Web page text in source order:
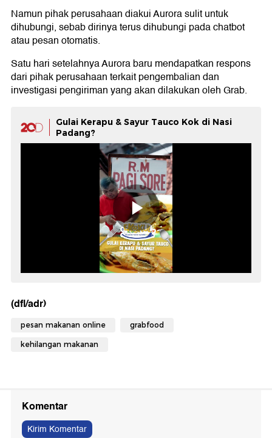
Namun pihak perusahaan diakui Aurora sulit untuk
dihubungi, sebab dirinya terus dihubungi pada chatbot
atau pesan otomatis.
Satu hari setelahnya Aurora baru mendapatkan respons
dari pihak perusahaan terkait pengembalian dan
investigasi pengiriman yang akan dilakukan oleh Grab.
Gulai Kerapu & Sayur Tauco Kok di Nasi
Padang?
(dfl/adr)
pesan makanan online grabfood
kehilangan makanan
Komentar
Kirim Komentar